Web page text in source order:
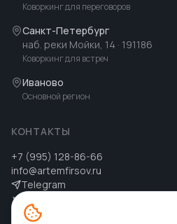
Коворкинг для переговоров
Санкт-Петербург
наб. реки Мойки, 14 · 191186
Коворкинг для встреч
Иваново
Основной регион
КОНТАКТЫ
+7 (995) 128-86-66
info@artemfirsov.ru
Telegram
MAX MAX